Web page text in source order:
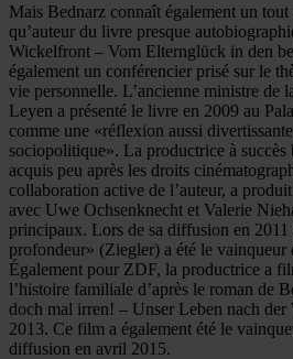
Mais Bednarz connaît également un
qu’auteur du livre presque
Wickelfront – Vom Elternglück in den
également un conférencier prisé sur le
vie personnelle. L’ancienne ministre de
Leyen a présenté le livre en 2009 au
comme une «réflexion aussi
sociopolitique». La productrice à
acquis peu après les droits
collaboration active de l’auteur, a
avec Uwe Ochsenknecht et Valerie
principaux. Lors de sa diffusion en
profondeur» (Ziegler) a été le vainqueur
Également pour ZDF, la productrice a
l’histoire familiale d’après le roman de
doch mal irren! – Unser Leben nach
2013. Ce film a également été le
diffusion en avril 2015.